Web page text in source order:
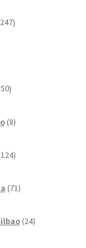
247izdelkov
izdelkov
8izdelkov
124izdelkov
71izdelkov
24izdelkov